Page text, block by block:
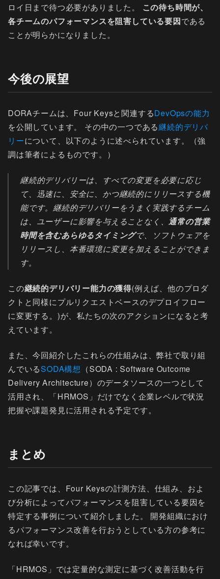
ロイ日まで待つ必要がありました。
この待ち時間が、
各チームのパフォーマンスを阻害している要因である
ことが明らかになりました。
今後の展望
DORAチームは、Four Keysと関連するDevOpsの能力
を公開しています。 その中の一つである継続的デリバ
リーについて、以下のように述べられています。（強
調は筆者によるものです。）
継続的デリバリーは、すべての変更を必要に応じ
て、迅速に、安全に、かつ継続的にリリースする機
能です。継続的デリバリーをうまく実践するチーム
は、ユーザーに影響を与えることなく、通常の営業
時間を含むあらゆるタイミングで、ソフトウェアを
リリースし、本番環境に変更を加えることができま
す。
この継続的デリバリー能力の獲得(例えば、他のプロダ
クトと同様にプルリクエストベースのデプロイフロー
に変更する。)が、私たちの次のアクションになると考
えています。
また、今回紹介したこれらの仕組みは、弊社で取り組
んでいるSODA構想 （SODA : Software Outcome
Delivery Architecture）のデータソースの一つとして
活用され、「HRMOS」だけでなく企業レベルで状況
把握や課題発見に活用される予定です。
まとめ
この記事では、Four Keysの計測方法、仕組み、およ
び分析によってパフォーマンスを阻害している要因を
特定する事例について紹介しました。 開発組織におけ
るパフォーマンス改善を行おうとしている方の参考に
なれば幸いです。
「HRMOS」では定量的な測定に基づく改善活動を行